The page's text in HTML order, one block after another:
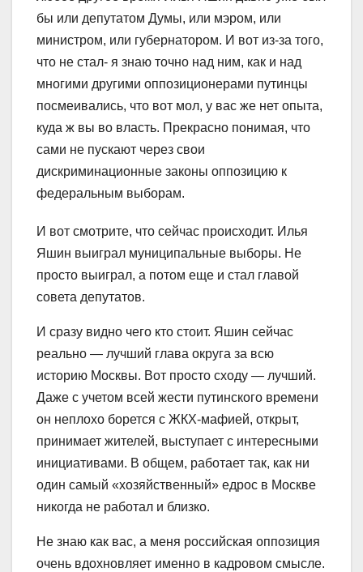
бы или депутатом Думы, или мэром, или
министром, или губернатором. И вот из-за того,
что не стал- я знаю точно над ним, как и над
многими другими оппозиционерами путинцы
посмеивались, что вот мол, у вас же нет опыта,
куда ж вы во власть. Прекрасно понимая, что
сами не пускают через свои
дискриминационные законы оппозицию к
федеральным выборам.
И вот смотрите, что сейчас происходит. Илья
Яшин выиграл муниципальные выборы. Не
просто выиграл, а потом еще и стал главой
совета депутатов.
И сразу видно чего кто стоит. Яшин сейчас
реально — лучший глава округа за всю
историю Москвы. Вот просто сходу — лучший.
Даже с учетом всей жести путинского времени
он неплохо борется с ЖКХ-мафией, открыт,
принимает жителей, выступает с интересными
инициативами. В общем, работает так, как ни
один самый «хозяйственный» едрос в Москве
никогда не работал и близко.
Не знаю как вас, а меня российская оппозиция
очень вдохновляет именно в кадровом смысле.